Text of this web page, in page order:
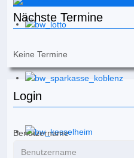
Nächste Termine
Keine Termine
Login
Benutzername